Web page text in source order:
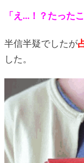
「え…！？たった
半信半疑でしたが
した。